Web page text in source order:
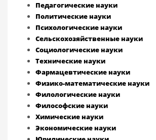
Педагогические науки
Политические науки
Психологические науки
Сельскохозяйственные науки
Социологические науки
Технические науки
Фармацевтические науки
Физико-математические науки
Филологические науки
Философские науки
Химические науки
Экономические науки